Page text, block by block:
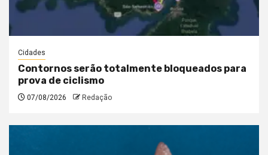
Cidades
Contornos serão totalmente bloqueados para
prova de ciclismo
07/08/2026 Redação